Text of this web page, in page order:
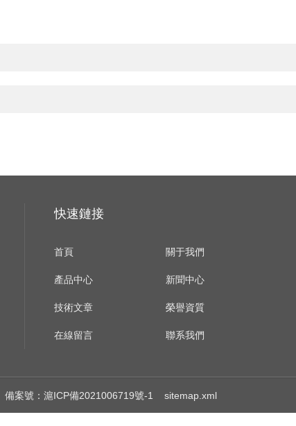
快速鏈接
首頁 關于我們
產品中心 新聞中心
技術文章 榮譽資質
在線留言 聯系我們
備案號：滬ICP備2021006719號-1 sitemap.xml